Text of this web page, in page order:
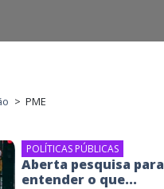
> PME
POLÍTICAS PÚBLICAS
Aberta pesquisa para
entender o que...